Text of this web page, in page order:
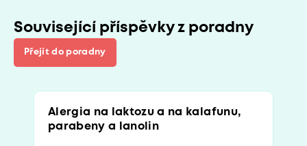
Související příspěvky z poradny
Přejít do poradny
Alergia na laktozu a na kalafunu,
parabeny a lanolin